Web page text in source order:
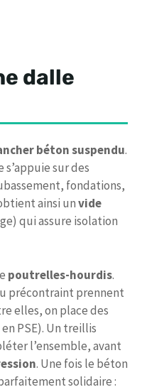
dalle
béton suspendu.
sur des
fondations,
ainsi unvide
qui assure isolation
poutrelles-hourdis.
précontraint prennent
elles, on place des
PSE). Un treillis
l’ensemble, avant
. Une fois le béton
solidaire :